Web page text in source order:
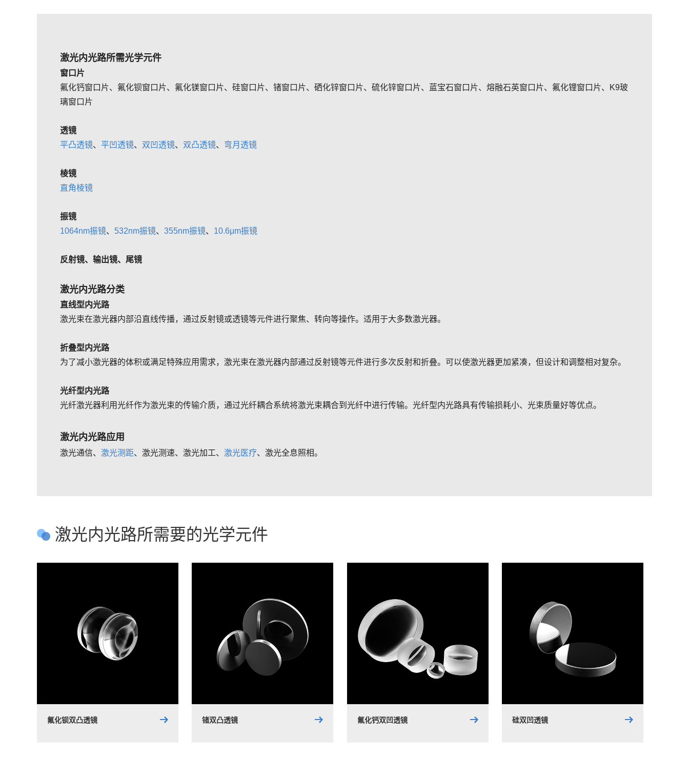
激光内光路所需光学元件
窗口片
氟化钙窗口片、氟化钡窗口片、氟化镁窗口片、硅窗口片、锗窗口片、硒化锌窗口片、硫化锌窗口片、蓝宝石窗口片、熔融石英窗口片、氟化锂窗口片、K9玻
璃窗口片
透镜
平凸透镜、 平凹透镜、 双凹透镜、 双凸透镜、 弯月透镜
棱镜
直角棱镜
振镜
1064nm振镜、 532nm振镜、 355nm振镜、 10.6μm振镜
反射镜、输出镜、尾镜
激光内光路分类
直线型内光路
激光束在激光器内部沿直线传播，通过反射镜或透镜等元件进行聚焦、转向等操作。适用于大多数激光器。
折叠型内光路
为了减小激光器的体积或满足特殊应用需求，激光束在激光器内部通过反射镜等元件进行多次反射和折叠。可以使激光器更加紧凑，但设计和调整相对复杂。
光纤型内光路
光纤激光器利用光纤作为激光束的传输介质，通过光纤耦合系统将激光束耦合到光纤中进行传输。光纤型内光路具有传输损耗小、光束质量好等优点。
激光内光路应用
激光通信、 激光测距、激光测速、激光加工、 激光医疗、激光全息照相。
激光内光路所需要的光学元件
氟化钡双凸透镜 锗双凸透镜 氟化钙双凹透镜 硅双凹透镜